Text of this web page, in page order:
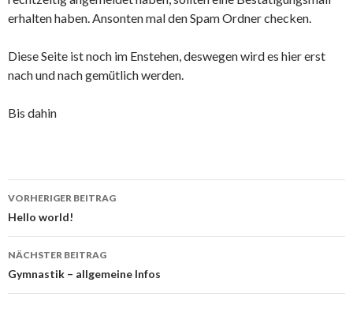
erhalten haben. Ansonten mal den Spam Ordner checken.
Diese Seite ist noch im Enstehen, deswegen wird es hier erst
nach und nach gemütlich werden.
Bis dahin
Beitrags-
Navigation
VORHERIGER BEITRAG
Hello world!
NÄCHSTER BEITRAG
Gymnastik – allgemeine Infos